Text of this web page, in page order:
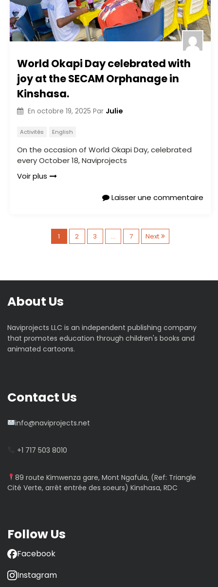
World Okapi Day celebrated with
joy at the SECAM Orphanage in
Kinshasa.
En octobre 19, 2025 Par Julie
Activités English
On the occasion of World Okapi Day, celebrated
every October 18, Naviprojects
Voir plus
Laisser une commentaire
P
g
n
a
e
1 2 3 … 7 Next
About Us
Naviprojects LLC is an independent publishing company
that promotes education through children's books and
animated cartoons.
Contact Us
info@naviprojects.net
+1 717 503 8010
89 route Kimwenza gare, Mont Ngafula, (Ref: Triangle
Cité Verte, arrêt entrée des soeurs) Kinshasa, RDC
Follow Us
Facebook
Instagram